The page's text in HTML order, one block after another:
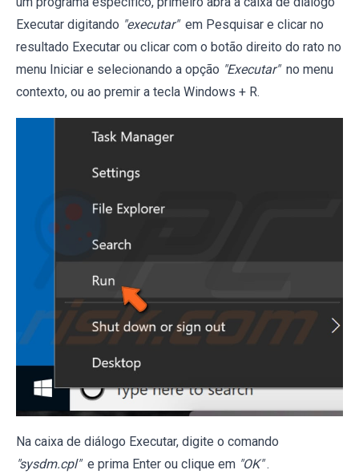
Executar digitando "executar" em Pesquisar e clicar no
resultado Executar ou clicar com o botão direito do rato no
menu Iniciar e selecionando a opção "Executar" no menu
contexto, ou ao premir a tecla Windows + R.
Na caixa de diálogo Executar, digite o comando
"sysdm.cpl" e prima Enter ou clique em "OK" .